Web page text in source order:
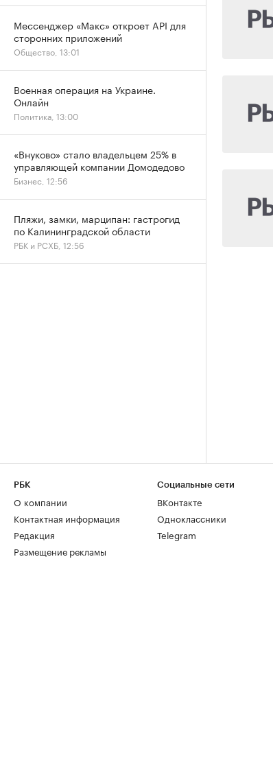
Мессенджер «Макс» откроет API для
сторонних приложений
Общество, 13:01
Военная операция на Украине.
Онлайн
Политика, 13:00
«Внуково» стало владельцем 25% в
управляющей компании Домодедово
Бизнес, 12:56
Пляжи, замки, марципан: гастрогид
по Калининградской области
РБК и РСХБ, 12:56
РБК
О компании
Контактная информация
Редакция
Размещение рекламы
Социальные сети
ВКонтакте
Одноклассники
Telegram